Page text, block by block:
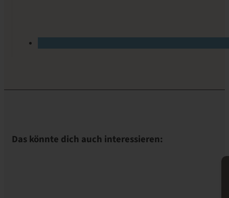
Das könnte dich auch interessieren: